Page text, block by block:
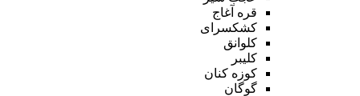
قره آغاج
کشکسرای
کلوانق
کلیبر
کوزه کنان
گوگان